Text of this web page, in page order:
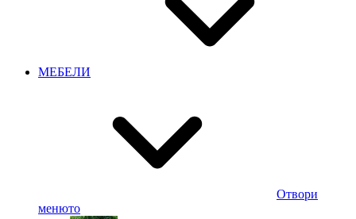
МЕБЕЛИ
Отвори
менюто